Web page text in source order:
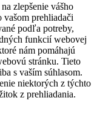
zlepšenie vášho
prehliadači
podľa potreby,
funkcií webovej
nám pomáhajú
stránku. Tieto
s vaším súhlasom.
niektorých z týchto
z prehliadania.